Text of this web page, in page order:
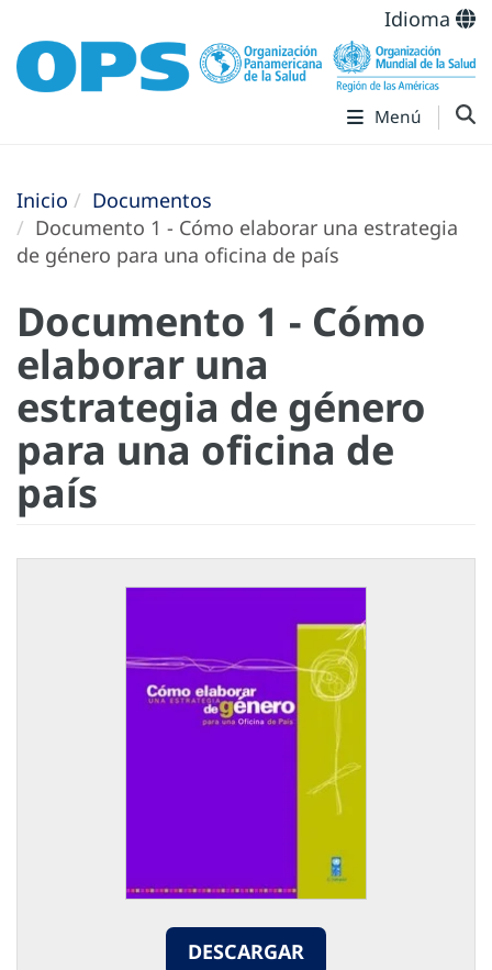
Idioma
Menú
Inicio
Documentos
Documento 1 - Cómo elaborar una estrategia
de género para una oficina de país
Documento 1 - Cómo
elaborar una
estrategia de género
para una oficina de
país
DESCARGAR